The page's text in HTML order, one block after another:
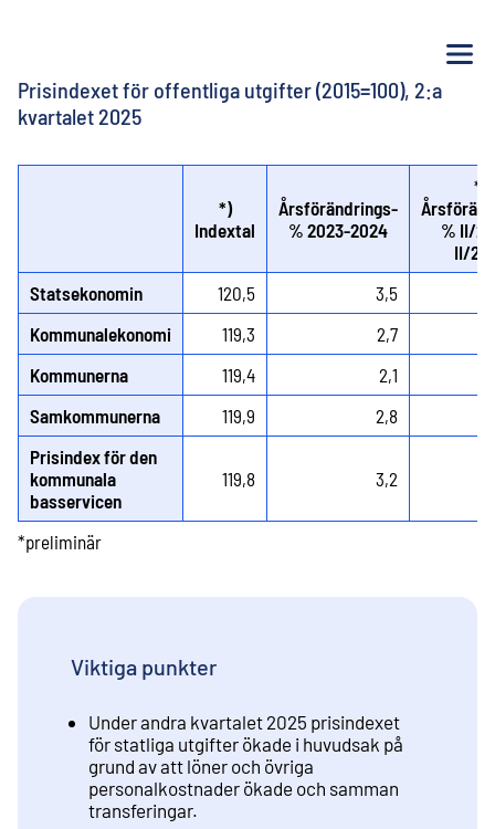
Prisindexet för offentliga utgifter (2015=100), 2:a
kvartalet 2025
*)
Indextal
Årsförändrings-
% 2023-2024
*)
% II/
II/
Statsekonomin
120,5
3,5
Kommunalekonomi
119,3
2,7
Kommunerna
119,4
2,1
Samkommunerna
119,9
2,8
Prisindex för den
kommunala
basservicen
119,8 3,2
*preliminär
Viktiga punkter
Under andra kvartalet 2025 prisindexet
för statliga utgifter ökade i huvudsak på
grund av att löner och övriga
personalkostnader ökade och samman
transferingar.